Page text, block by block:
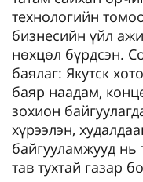
технологийн
бизнесийн үйл
нөхцөл бүрдсэн.
баялаг: Якутск
баяр наадам,
зохион
хүрээлэн,
байгууламжууд нь
тав тухтай газар